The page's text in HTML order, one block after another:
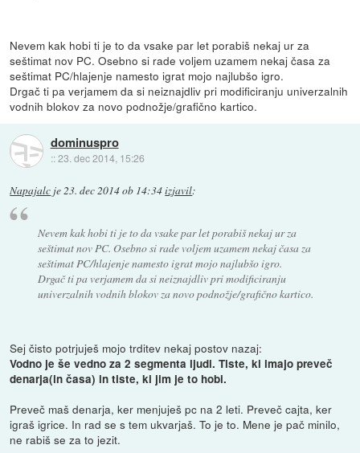
Nevem kak hobi ti je to da vsake par let porabiš nekaj ur za
seštimat nov PC. Osebno si rade voljem uzamem nekaj časa za
seštimat PC/hlajenje namesto igrat mojo najlubšo igro.
Drgač ti pa verjamem da si neiznajdliv pri modificiranju univerzalnih
vodnih blokov za novo podnožje/grafično kartico.
dominuspro
::23. dec 2014, 15:26
Napajalc je23. dec 2014 ob 14:34izjavil:
Nevem kak hobi ti je to da vsake par let porabiš nekaj ur za
seštimat nov PC. Osebno si rade voljem uzamem nekaj časa za
seštimat PC/hlajenje namesto igrat mojo najlubšo igro.
Drgač ti pa verjamem da si neiznajdliv pri modificiranju
univerzalnih vodnih blokov za novo podnožje/grafično kartico.
Sej čisto potrjuješ mojo trditev nekaj postov nazaj:
Vodno je še vedno za 2 segmenta ljudi. Tiste, ki imajo preveč
denarja(in časa) in tiste, ki jim je to hobi.
Preveč maš denarja, ker menjuješ pc na 2 leti. Preveč cajta, ker
igraš igrice. In rad se s tem ukvarjaš. To je to. Mene je pač minilo,
ne rabiš se za to jezit.